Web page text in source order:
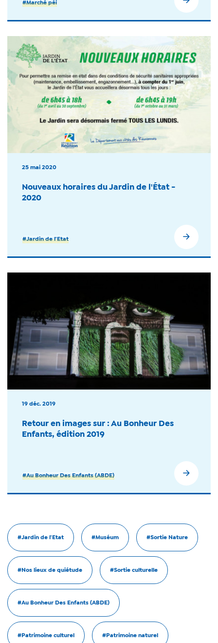
#Marché péi
25 mai 2020
Nouveaux horaires du Jardin de l'État -
2020
#Jardin de l'Etat
19 déc. 2019
Retour en images sur : Au Bonheur Des
Enfants, édition 2019
#Au Bonheur Des Enfants (ABDE)
#Jardin de l'Etat #Muséum #Sortie Nature
#Nos lieux de quiétude #Sortie culturelle
#Au Bonheur Des Enfants (ABDE)
#Patrimoine culturel #Patrimoine naturel